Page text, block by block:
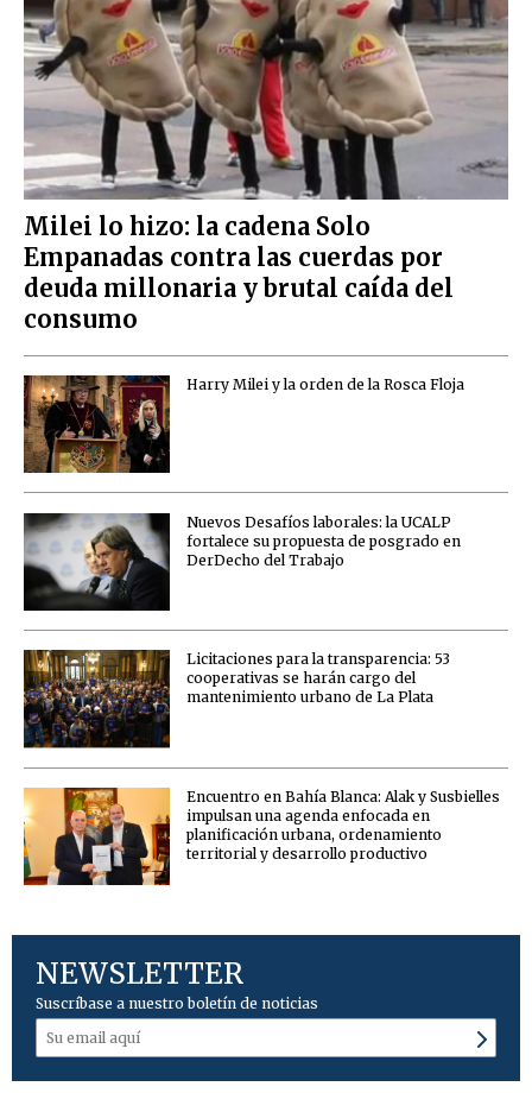
Milei lo hizo: la cadena Solo
Empanadas contra las cuerdas por
deuda millonaria y brutal caída del
consumo
Harry Milei y la orden de la Rosca Floja
Nuevos Desafíos laborales: la UCALP
fortalece su propuesta de posgrado en
DerDecho del Trabajo
Licitaciones para la transparencia: 53
cooperativas se harán cargo del
mantenimiento urbano de La Plata
Encuentro en Bahía Blanca: Alak y Susbielles
impulsan una agenda enfocada en
planificación urbana, ordenamiento
territorial y desarrollo productivo
NEWSLETTER
Suscríbase a nuestro boletín de noticias